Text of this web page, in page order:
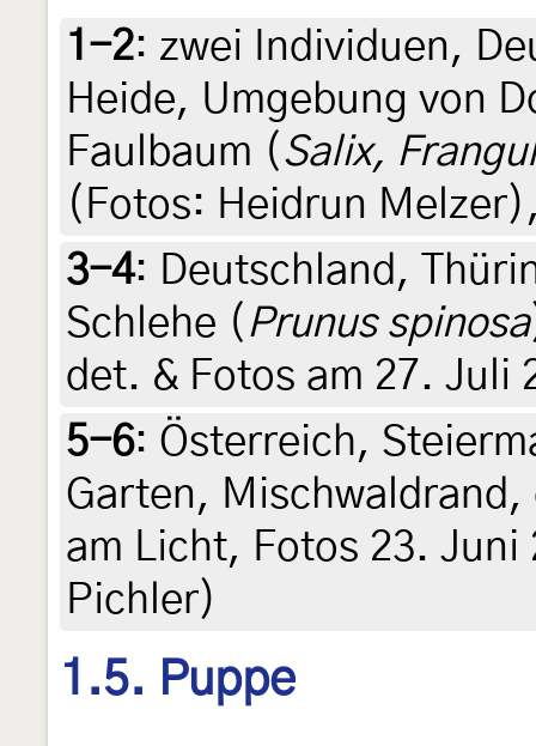
1-2: zwei Individuen,
Heide, Umgebung von
Faulbaum ( Salix,
(Fotos: Heidrun
3-4: Deutschland,
Schlehe ( Prunus spinosa
det. & Fotos am 27. Juli
5-6: Österreich,
Garten,
am Licht, Fotos 23.
Pichler)
1.5. Puppe